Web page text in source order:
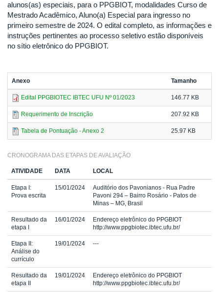
alunos(as) especiais, para o PPGBIOT, modalidades Curso de
Mestrado Acadêmico, Aluno(a) Especial para ingresso no
primeiro semestre de 2024. O edital completo, as informações e
instruções pertinentes ao processo seletivo estão disponíveis
no sítio eletrônico do PPGBIOT.
Anexo Tamanho
Edital PPGBIOTEC IBTEC UFU Nº 01/2023 146.77 KB
Requerimento de Inscrição 207.92 KB
Tabela de Pontuação - Anexo 2 25.97 KB
CRONOGRAMA DAS ETAPAS DE AVALIAÇÃO
ATIVIDADE DATA LOCAL
Etapa I:
Prova escrita
15/01/2024
Auditório dos Pavonianos - Rua Padre
Pavoni 294 – Bairro Rosário - Patos de
Minas – MG, Brasil
Resultado da
etapa I
16/01/2024
Endereço eletrônico do PPGBIOT
http://www.ppgbiotec.ibtec.ufu.br/
Etapa II:
Análise do
currículo
19/01/2024 ---
Resultado da
etapa II
19/01/2024
Endereço eletrônico do PPGBIOT
http://www.ppgbiotec.ibtec.ufu.br/